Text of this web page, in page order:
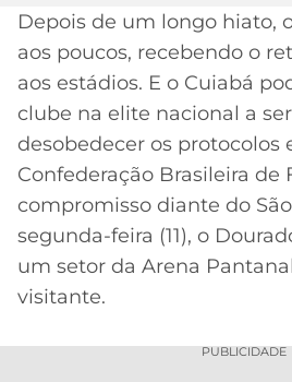
PROMOCIONAL
BETBOOM
CÓDIGO
DE
INDICAÇÃO
BET365
CÓDIGO
BETANO
APPS
PALMEIRAS
CORINTHIANS
SÃO
PAULO
SANTOS
FLAMENGO
BRASILEIRÃO
SÉRIE
A
LIBERTADORES
COPA
DO
BRASIL
PREMIER
MÍDIA
ESPORTIVA
MERCADO
DA
BOLA
PALPITES
Acesse o perfil do autor
no Twitter
Depois de um longo hiato,
aos poucos, recebendo o
aos estádios. E o Cuiabá
clube na elite nacional a
desobedecer os protocolos
Confederação Brasileira de
compromisso diante do
segunda-feira (11), o
um setor da Arena
visitante.
PUBLICIDADE